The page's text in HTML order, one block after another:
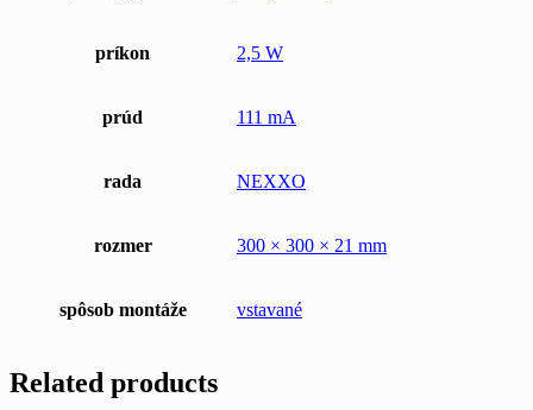
príkon 2,5 W
prúd 111 mA
rada NEXXO
rozmer 300 × 300 × 21 mm
spôsob montáže vstavané
Related products